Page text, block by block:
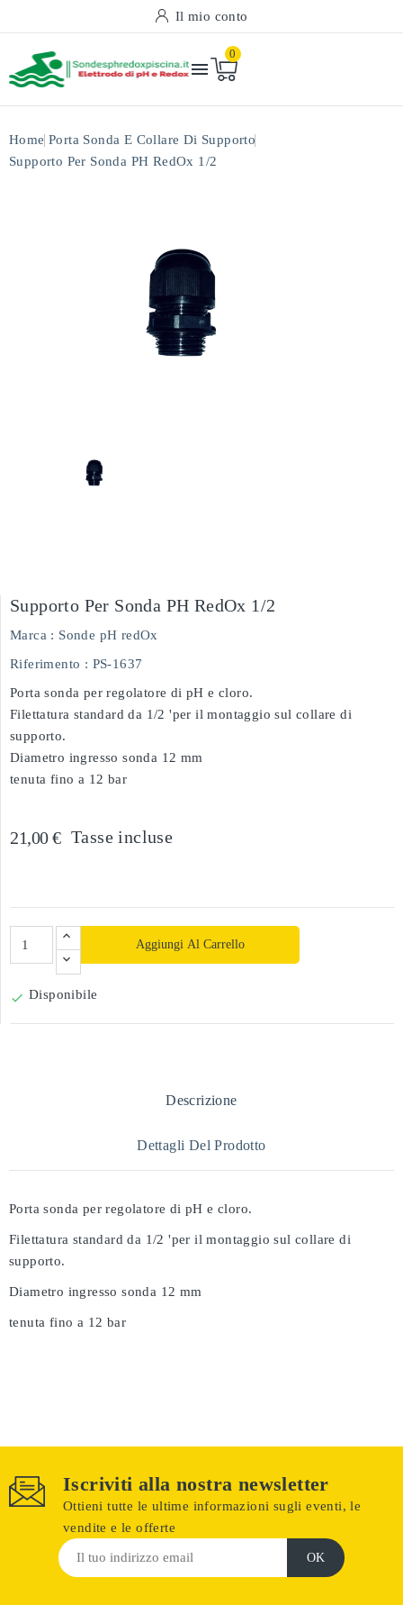
Il mio conto

0
Home Porta Sonda E Collare Di Supporto
Supporto Per Sonda PH RedOx 1/2
Supporto Per Sonda PH RedOx 1/2
Marca : Sonde pH redOx
Riferimento : PS-1637
Porta sonda per regolatore di pH e cloro.
Filettatura standard da 1/2 'per il montaggio sul collare di
supporto.
Diametro ingresso sonda 12 mm
tenuta fino a 12 bar
21,00 € Tasse incluse
Aggiungi Al Carrello
 Disponibile
Descrizione
Dettagli Del Prodotto
Porta sonda per regolatore di pH e cloro.
Filettatura standard da 1/2 'per il montaggio sul collare di
supporto.
Diametro ingresso sonda 12 mm
tenuta fino a 12 bar
Iscriviti alla nostra newsletter
Ottieni tutte le ultime informazioni sugli eventi, le
vendite e le offerte